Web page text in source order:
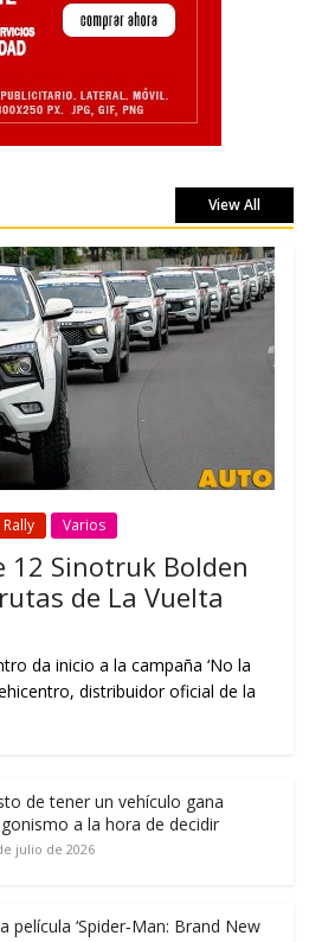
View All
Rally Varios
12 Sinotruk Bolden
de La Vuelta
da inicio a la campaña ‘No la
distribuidor oficial de la
de tener un vehículo gana
a la hora de decidir
julio de 2026
película ‘Spider‑Man: Brand New